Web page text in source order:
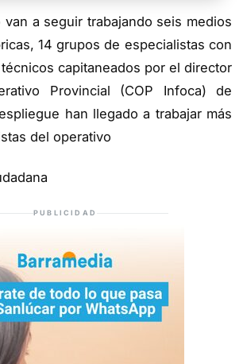
a seguir trabajando seis medios
14 grupos de especialistas con
capitaneados por el director
Provincial (COP Infoca) de
han llegado a trabajar más
del operativo
PUBLICIDAD